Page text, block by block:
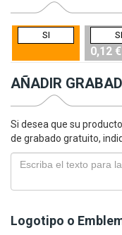
SI SI
0,12 €
AÑADIR
Si desea que su
de grabado gratuito,
Logotipo o